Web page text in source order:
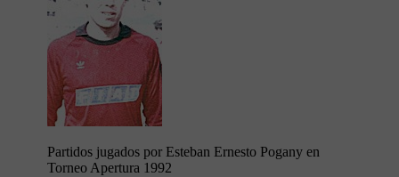
Partidos jugados por Esteban Ernesto Pogany en
Torneo Apertura 1992